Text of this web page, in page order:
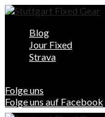
Blog
Jour Fixed
Strava
Folge uns
Folge uns auf Facebook